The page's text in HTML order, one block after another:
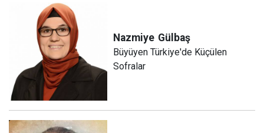
Nazmiye Gülbaş
Büyüyen Türkiye'de Küçülen
Sofralar